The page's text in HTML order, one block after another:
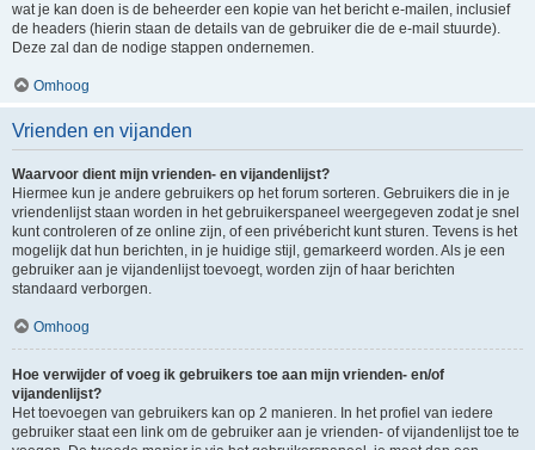
wat je kan doen is de beheerder een kopie van het bericht e-mailen, inclusief
de headers (hierin staan de details van de gebruiker die de e-mail stuurde).
Deze zal dan de nodige stappen ondernemen.
Omhoog
Vrienden en vijanden
Waarvoor dient mijn vrienden- en vijandenlijst?
Hiermee kun je andere gebruikers op het forum sorteren. Gebruikers die in je
vriendenlijst staan worden in het gebruikerspaneel weergegeven zodat je snel
kunt controleren of ze online zijn, of een privébericht kunt sturen. Tevens is het
mogelijk dat hun berichten, in je huidige stijl, gemarkeerd worden. Als je een
gebruiker aan je vijandenlijst toevoegt, worden zijn of haar berichten
standaard verborgen.
Omhoog
Hoe verwijder of voeg ik gebruikers toe aan mijn vrienden- en/of
vijandenlijst?
Het toevoegen van gebruikers kan op 2 manieren. In het profiel van iedere
gebruiker staat een link om de gebruiker aan je vrienden- of vijandenlijst toe te